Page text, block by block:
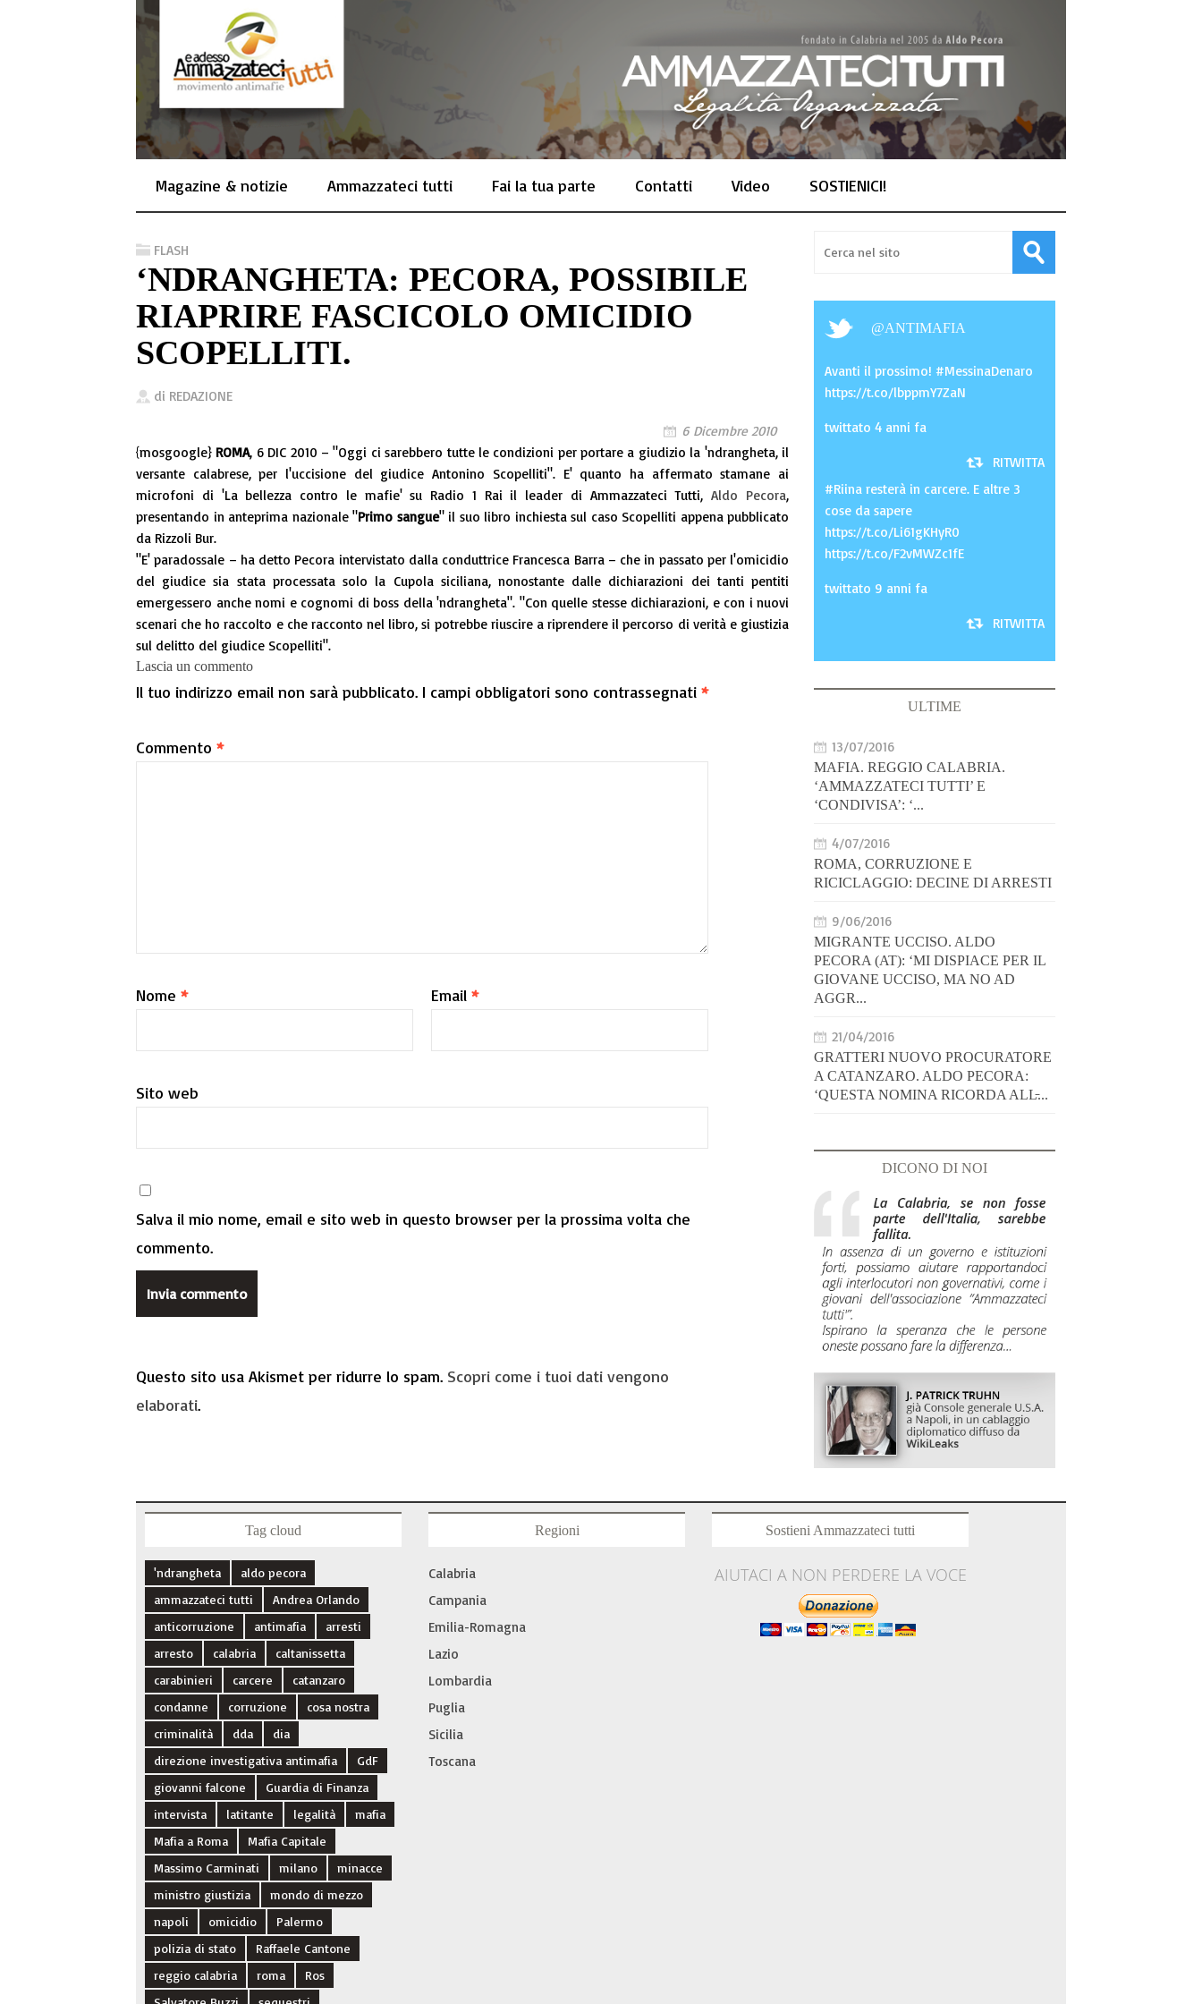
Magazine & notizie Ammazzateci tutti Fai la tua parte Contatti Video SOSTIENICI!
FLASH
‘NDRANGHETA: PECORA, POSSIBILE
RIAPRIRE FASCICOLO OMICIDIO
SCOPELLITI.
di REDAZIONE
6 Dicembre 2010
{mosgoogle} ROMA, 6 DIC 2010 – "Oggi ci sarebbero tutte le condizioni per portare a giudizio la 'ndrangheta, il
versante calabrese, per l'uccisione del giudice Antonino Scopelliti". E' quanto ha affermato stamane ai
microfoni di 'La bellezza contro le mafie' su Radio 1 Rai il leader di Ammazzateci Tutti,Aldo Pecora,
presentando in anteprima nazionale "Primo sangue" il suo libro inchiesta sul caso Scopelliti appena pubblicato
da Rizzoli Bur.
"E' paradossale – ha detto Pecora intervistato dalla conduttrice Francesca Barra – che in passato per l'omicidio
del giudice sia stata processata solo la Cupola siciliana, nonostante dalle dichiarazioni dei tanti pentiti
emergessero anche nomi e cognomi di boss della 'ndrangheta". "Con quelle stesse dichiarazioni, e con i nuovi
scenari che ho raccolto e che racconto nel libro, si potrebbe riuscire a riprendere il percorso di verità e giustizia
sul delitto del giudice Scopelliti".
Lascia un commento
Il tuo indirizzo email non sarà pubblicato. I campi obbligatori sono contrassegnati *
Commento *
Nome * Email *
Sito web
Salva il mio nome, email e sito web in questo browser per la prossima volta che
commento.
Questo sito usa Akismet per ridurre lo spam. Scopri come i tuoi dati vengono
elaborati.
@ANTIMAFIA
Avanti il prossimo! #MessinaDenaro
https://t.co/lbppmY7ZaN
twittato 4 anni fa
RITWITTA
#Riina resterà in carcere. E altre 3
cose da sapere
https://t.co/Li61gKHyR0
https://t.co/F2vMWZc1fE
twittato 9 anni fa
RITWITTA
ULTIME
13/07/2016
MAFIA. REGGIO CALABRIA.
‘AMMAZZATECI TUTTI’ E
‘CONDIVISA’: ‘...
4/07/2016
ROMA, CORRUZIONE E
RICICLAGGIO: DECINE DI ARRESTI
9/06/2016
MIGRANTE UCCISO. ALDO
PECORA (AT): ‘MI DISPIACE PER IL
GIOVANE UCCISO, MA NO AD
AGGR...
21/04/2016
GRATTERI NUOVO PROCURATORE
A CATANZARO. ALDO PECORA:
‘QUESTA NOMINA RICORDA ALL̵...
DICONO DI NOI
Tag cloud
'ndrangheta
aldo pecora
ammazzateci tutti
Andrea Orlando
anticorruzione
antimafia
arresti
arresto
calabria
caltanissetta
carabinieri
carcere
catanzaro
condanne
corruzione
cosa nostra
criminalità
dda
dia
direzione investigativa antimafia
GdF
giovanni falcone
Guardia di Finanza
intervista
latitante legalità
mafia
Mafia a Roma
Mafia Capitale
Massimo Carminati
milano
minacce
ministro giustizia
mondo di mezzo
napoli
omicidio
Palermo
polizia di stato
Raffaele Cantone
reggio calabria
roma
Ros
Regioni
Calabria
Campania
Emilia-Romagna
Lazio
Lombardia
Puglia
Sicilia
Toscana
Sostieni Ammazzateci tutti
AIUTACI A NON PERDERE LA VOCE